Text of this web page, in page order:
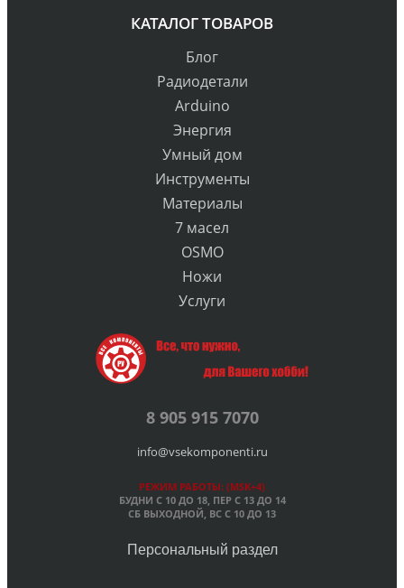
КАТАЛОГ ТОВАРОВ
Блог
Радиодетали
Arduino
Энергия
Умный дом
Инструменты
Материалы
7 масел
OSMO
Ножи
Услуги
8 905 915 7070
info@vsekomponenti.ru
РЕЖИМ РАБОТЫ: (MSK+4)
БУДНИ С 10 ДО 18, ПЕРС 13 ДО 14
СБ ВЫХОДНОЙ, ВС С 10 ДО 13
Персональный раздел